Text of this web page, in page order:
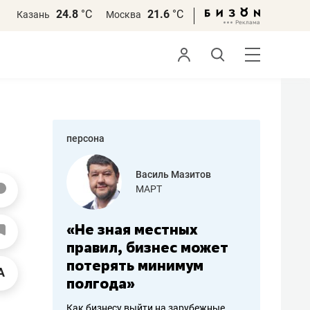
Казань 24.8 °С Москва 21.6 °С
персона
работа
Василь Мазитов
МАРТ
«Не зная местных
правил, бизнес может
потерять минимум
полгода»